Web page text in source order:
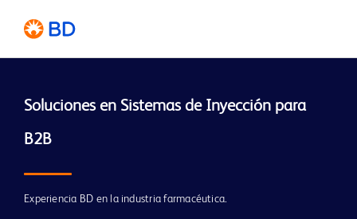
Soluciones en Sistemas de Inyección para
Experiencia BD en la industria farmacéutica.